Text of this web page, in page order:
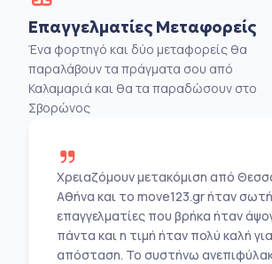
Επαγγελματίες Μεταφορείς
Ένα φορτηγό και δύο μεταφορείς θα
παραλάβουν τα πράγματα σου από
Καλαμαριά και θα τα παραδώσουν στο
Σβορώνος
Χρειαζόμουν μετακόμιση από
Αθήνα και το move123.gr ήταν
επαγγελματίες που βρήκα ήταν
πάντα και η τιμή ήταν πολύ καλή
απόσταση. Το συστήνω